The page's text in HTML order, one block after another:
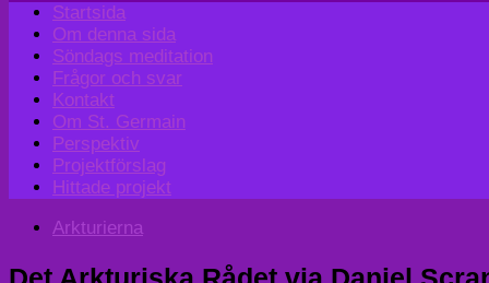
Startsida
Om denna sida
Söndags meditation
Frågor och svar
Kontakt
Om St. Germain
Perspektiv
Projektförslag
Hittade projekt
Arkturierna